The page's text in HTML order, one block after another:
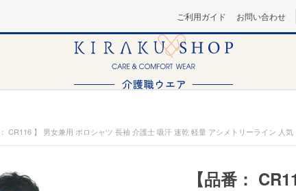
ご利用ガイド お問い合わせ
CR116 】 男女兼用 ポロシャツ 長袖 介護士 吸汗 速乾 軽量 アシメトリーライン 人気
【品番：